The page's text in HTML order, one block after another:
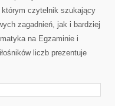
czytelnik szukający
zagadnień, jak i bardziej
na Egzaminie i
liczb prezentuje